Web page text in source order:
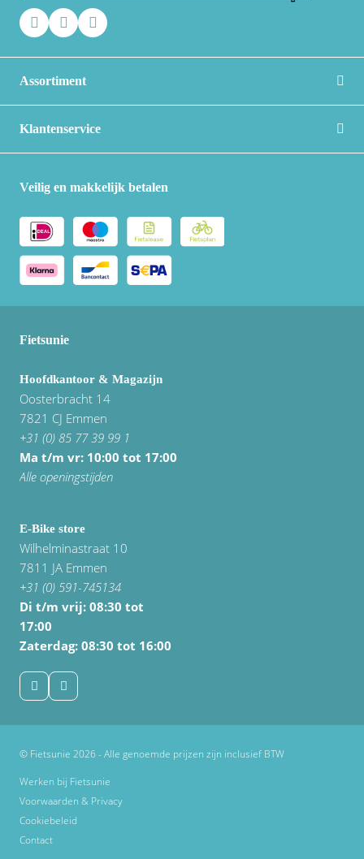
Assortiment
Klantenservice
Veilig en makkelijk betalen
Fietsunie
Hoofdkantoor & Magazijn
Oosterbracht 14
7821 CJ Emmen
+31 (0) 85 77 39 99 1
Ma t/m vr: 10:00 tot 17:00
Alle openingstijden
E-Bike store
Wilhelminastraat 10
7811 JA Emmen
+31 (0) 591-745134
Di t/m vrij: 08:30 tot
17:00
Zaterdag: 08:30 tot 16:00
© Fietsunie 2026 - Alle genoemde prijzen zijn inclusief BTW
Werken bij Fietsunie
Voorwaarden & Privacy
Cookiebeleid
Contact